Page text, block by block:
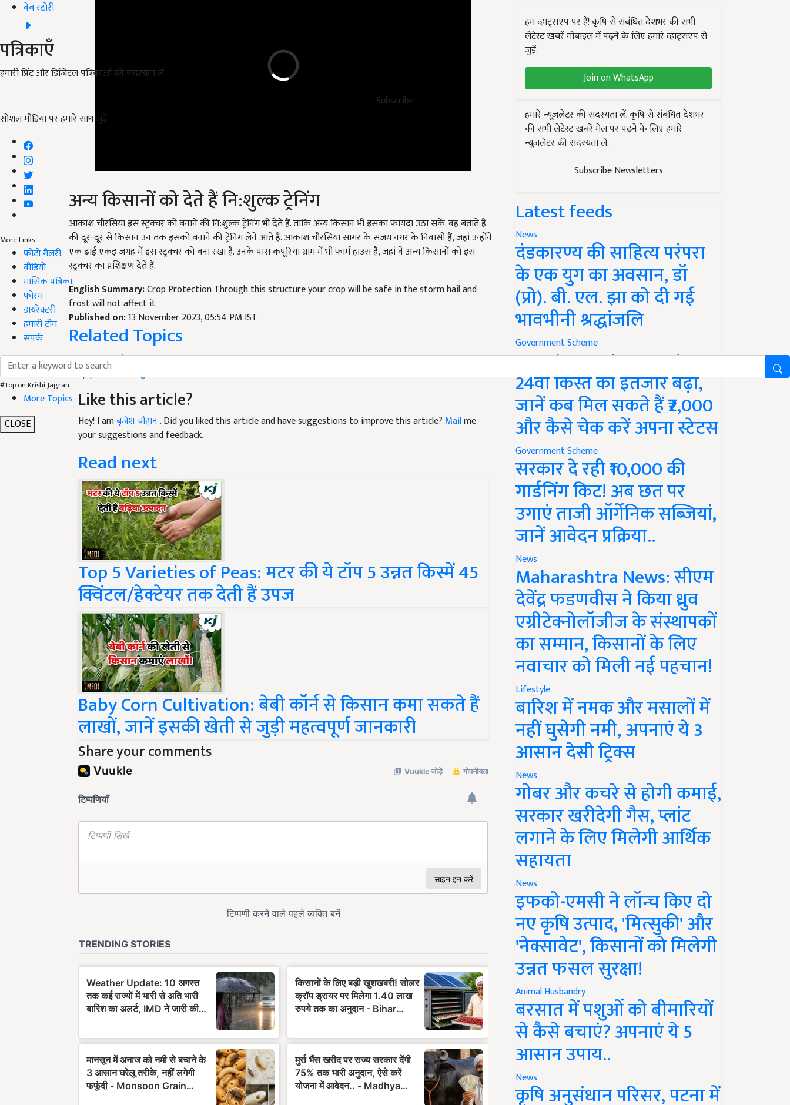
वेब स्टोरी
पत्रिकाएँ
हमारी प्रिंट और डिजिटल पत्रिकाओं की सदस्यता लें
Subscribe
सोशल मीडिया पर हमारे साथ जुड़ें:
More Links
फोटो गैलरी
वीडियो
मासिक पत्रिका
फोरम
डायरेक्टरी
हमारी टीम
संपर्क
#Top on Krishi Jagran
More Topics
CLOSE
अन्य किसानों को देते हैं नि:शुल्क ट्रेनिंग
आकाश चौरसिया इस स्ट्रक्चर को बनाने की नि:शुल्क ट्रेनिंग भी देते हैं. ताकि अन्य किसान भी इसका फायदा उठा सकें. वह बताते हैं
की दूर-दूर से किसान उन तक इसको बनाने की ट्रेनिंग लेने आते हैं. आकाश चौरसिया सागर के संजय नगर के निवासी हैं, जहां उन्होंने
एक ढाई एकड़ जगह में इस स्ट्रक्चर को बना रखा है. उनके पास कपूरिया ग्राम में भी फार्म हाउस है, जहां वे अन्य किसानों को इस
स्ट्रक्चर का प्रशिक्षण देते हैं.
English Summary:
frost will not affect it
Published on:13 November 2023, 05:54 PM IST
Related Topics
Crop Protection
Crop protectionAgricultural news
Like this article?
Hey! I amबृजेश चौहान. Did you liked this article and have suggestions to improve this article?
your suggestions and feedback.
Read next
Top 5 Varieties of Peas: मटर की ये टॉप 5 उन्नत किस्में 45
क्विंटल/हेक्टेयर तक देती हैं उपज
Baby Corn Cultivation: बेबी कॉर्न से किसान कमा सकते हैं
लाखों, जानें इसकी खेती से जुड़ी महत्वपूर्ण जानकारी
Share your comments
हम व्हाट्सएप पर हैं! कृषि से संबंधित देशभर की सभी
लेटेस्ट ख़बरें मोबाइल में पढ़ने के लिए हमारे व्हाट्सएप से
जुड़ें.
Join on WhatsApp
हमारे न्यूज़लेटर की सदस्यता लें. कृषि से संबंधित देशभर
की सभी लेटेस्ट ख़बरें मेल पर पढ़ने के लिए हमारे
न्यूज़लेटर की सदस्यता लें.
Subscribe Newsletters
Latest feeds
News
दंडकारण्य की साहित्य परंपरा
के एक युग का अवसान, डॉ
(प्रो). बी. एल. झा को दी गई
भावभीनी श्रद्धांजलि
Government Scheme
PM Kisan Yojana Update:
24वीं किस्त का इंतजार बढ़ा,
जानें कब मिल सकते हैं ₹2,000
और कैसे चेक करें अपना स्टेटस
Government Scheme
सरकार दे रही ₹10,000 की
गार्डनिंग किट! अब छत पर
उगाएं ताजी ऑर्गेनिक सब्जियां,
जानें आवेदन प्रक्रिया..
News
Maharashtra News: सीएम
देवेंद्र फडणवीस ने किया ध्रुव
एग्रीटेक्नोलॉजीज के संस्थापकों
का सम्मान, किसानों के लिए
नवाचार को मिली नई पहचान!
Lifestyle
बारिश में नमक और मसालों में
नहीं घुसेगी नमी, अपनाएं ये 3
आसान देसी ट्रिक्स
News
गोबर और कचरे से होगी कमाई,
सरकार खरीदेगी गैस, प्लांट
लगाने के लिए मिलेगी आर्थिक
सहायता
News
इफको-एमसी ने लॉन्च किए दो
नए कृषि उत्पाद, 'मित्सुकी' और
'नेक्सावेट', किसानों को मिलेगी
उन्नत फसल सुरक्षा!
Animal Husbandry
बरसात में पशुओं को बीमारियों
से कैसे बचाएं? अपनाएं ये 5
आसान उपाय..
News
कृषि अनुसंधान परिसर, पटना में